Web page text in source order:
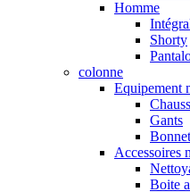
Homme
Shorty
colonne
Equipement
Gants
Accessoires
Boite